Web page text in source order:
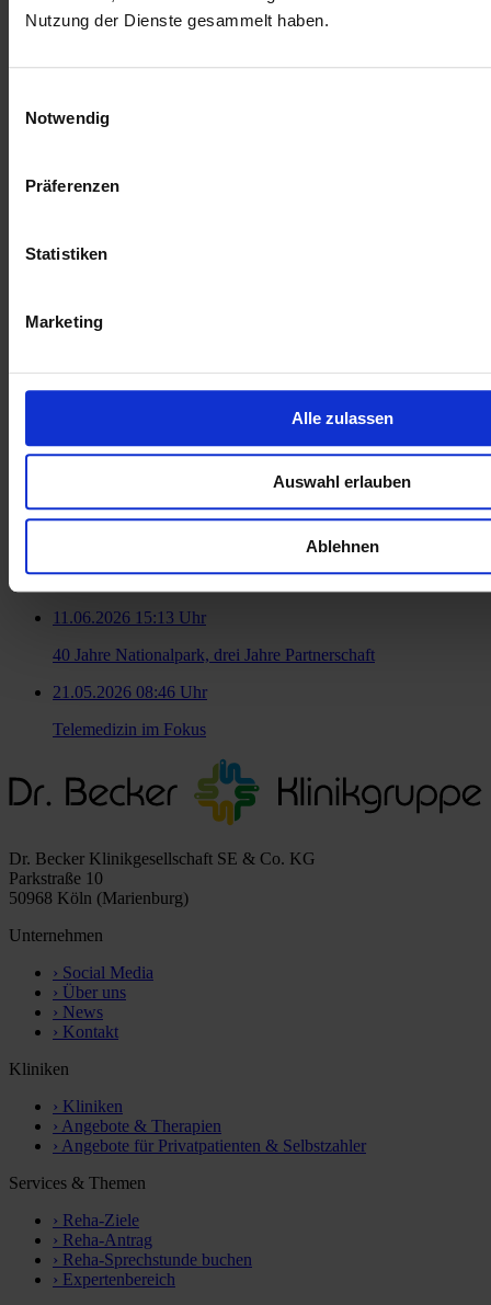
Nutzung der Dienste gesammelt haben.
Notwendig
Präferenzen
Statistiken
Marketing
Alle zulassen
Auswahl erlauben
Ablehnen
Ähnliche Artikel
15.06.2026 12:17 Uhr
Norddeich will Pflegekräfte ausbilden –
Modellprojekt
11.06.2026 15:13 Uhr
40 Jahre Nationalpark, drei Jahre Partnerschaft
21.05.2026 08:46 Uhr
Telemedizin im Fokus
Dr. Becker Klinikgesellschaft SE & Co. KG
Parkstraße 10
50968 Köln (Marienburg)
Unternehmen
› Social Media
› Über uns
› News
› Kontakt
Kliniken
› Kliniken
› Angebote & Therapien
› Angebote für Privatpatienten & Selbstzahler
Services & Themen
› Reha-Ziele
› Reha-Antrag
› Reha-Sprechstunde buchen
› Expertenbereich